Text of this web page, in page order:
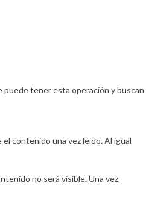
puede tener esta operación y buscan
contenido una vez leído. Al igual
no será visible. Una vez